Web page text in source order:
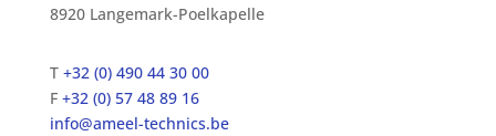
8920 Langemark-Poelkapelle
T +32 (0) 490 44 30 00
F +32 (0) 57 48 89 16
info@ameel-technics.be